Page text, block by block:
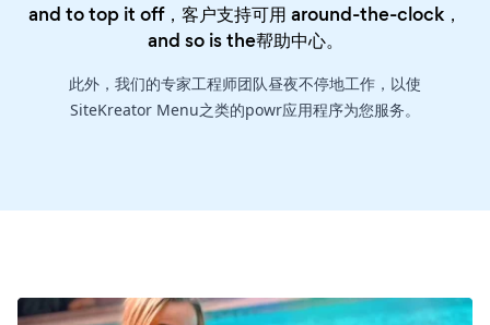
and to top it off，客户支持可用 around-the-clock，
and so is the帮助中心。
此外，我们的专家工程师团队昼夜不停地工作，以使
SiteKreator Menu之类的powr应用程序为您服务。